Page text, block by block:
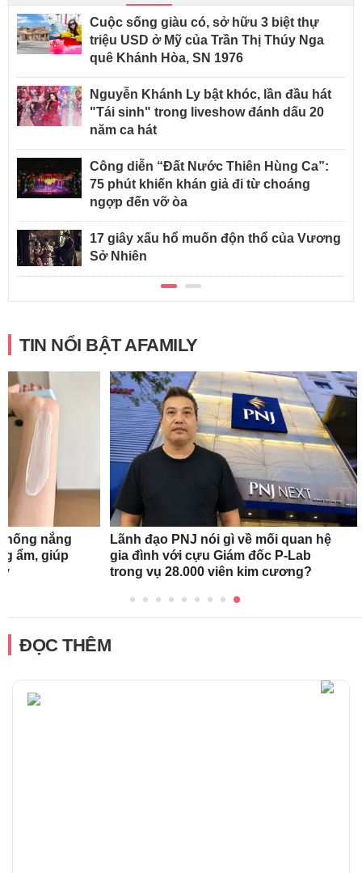
Cuộc sống giàu có, sở hữu 3 biệt thự
triệu USD ở Mỹ của Trần Thị Thúy Nga
quê Khánh Hòa, SN 1976
Nguyễn Khánh Ly bật khóc, lần đầu hát
"Tái sinh" trong liveshow đánh dấu 20
năm ca hát
Công diễn “Đất Nước Thiên Hùng Ca”:
75 phút khiến khán giả đi từ choáng
ngợp đến vỡ òa
17 giây xấu hổ muốn độn thổ của Vương
Sở Nhiên
TIN NỔI BẬT AFAMILY
nắng
ẩm, giúp
Lãnh đạo PNJ nói gì về mối quan hệ
gia đình với cựu Giám đốc P-Lab
trong vụ 28.000 viên kim cương?
ĐỌC THÊM